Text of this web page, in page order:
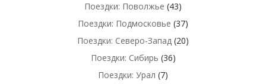
Поездки: Поволжье (43)
Поездки: Подмосковье (37)
Поездки: Северо-Запад (20)
Поездки: Сибирь (36)
Поездки: Урал (7)